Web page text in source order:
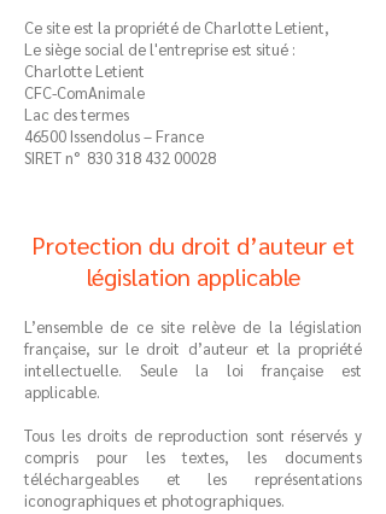
Ce site est la propriété de Charlotte Letient,
Le siège social de l'entreprise est situé :
Charlotte Letient
CFC-ComAnimale
Lac des termes
46500 Issendolus – France
SIRET n° 830 318 432 00028
Protection du droit d’auteur et
législation applicable
L’ensemble de ce site relève de la législation
française, sur le droit d’auteur et la propriété
intellectuelle. Seule la loi française est
applicable.
Tous les droits de reproduction sont réservés y
compris pour les textes, les documents
téléchargeables et les représentations
iconographiques et photographiques.